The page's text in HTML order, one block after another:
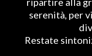
serenità, per
Restate